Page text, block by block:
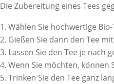
Die Zubereitung eines Tees
Wählen Sie hochwertige
Gießen Sie dann den Tee
Lassen Sie den Tee je nach
Wenn Sie möchten, können
Trinken Sie den Tee ganz